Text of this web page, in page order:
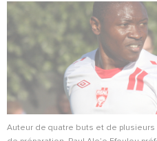
Auteur de quatre buts et de